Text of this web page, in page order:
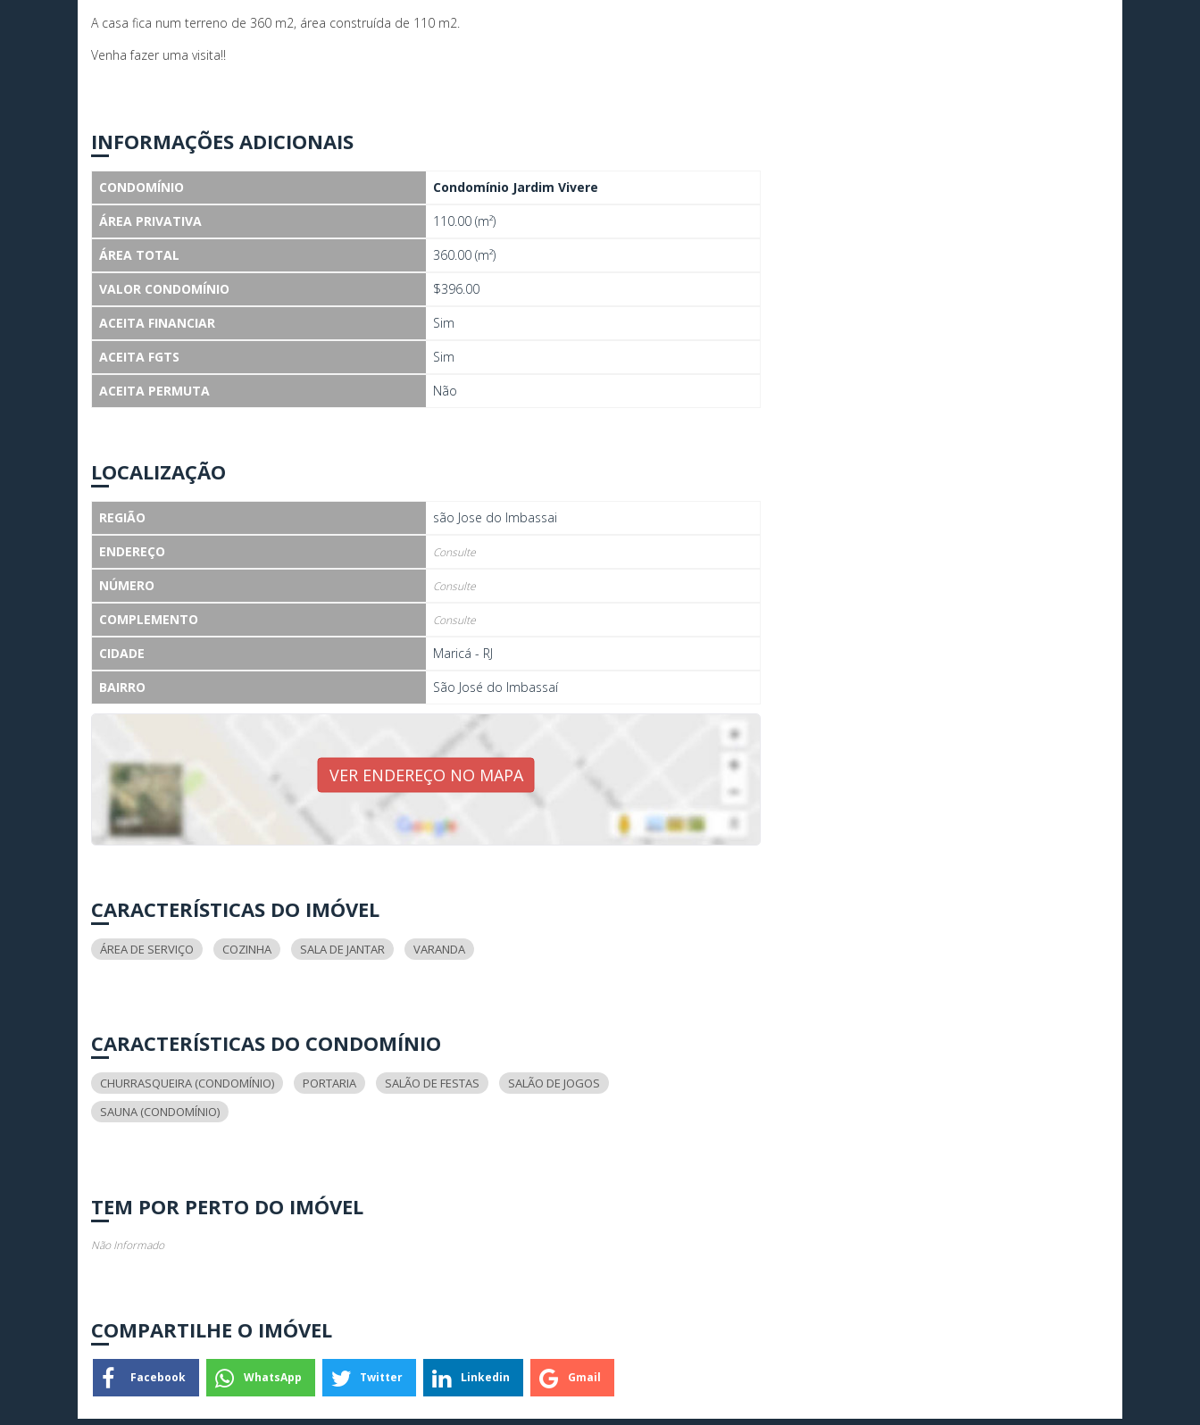
A casa fica num terreno de 360 m2, área construída de 110 m2.
Venha fazer uma visita!!
INFORMAÇÕES ADICIONAIS
CONDOMÍNIO
Condomínio Jardim Vivere
ÁREA PRIVATIVA
110.00 (m²)
ÁREA TOTAL
360.00 (m²)
VALOR CONDOMÍNIO
$396.00
ACEITA FINANCIAR
Sim
ACEITA FGTS
Sim
ACEITA PERMUTA
Não
LOCALIZAÇÃO
REGIÃO
são Jose do Imbassai
ENDEREÇO
Consulte
NÚMERO Consulte
COMPLEMENTO Consulte
CIDADE
Maricá - RJ
BAIRRO
São José do Imbassaí
VER ENDEREÇO NO MAPA
CARACTERÍSTICAS DO IMÓVEL
ÁREA DE SERVIÇO COZINHA SALA DE JANTAR VARANDA
CARACTERÍSTICAS DO CONDOMÍNIO
CHURRASQUEIRA (CONDOMÍNIO) PORTARIA SALÃO DE FESTAS
SALÃO DE JOGOS
SAUNA (CONDOMÍNIO)
TEM POR PERTO DO IMÓVEL
Não Informado
COMPARTILHE O IMÓVEL
Facebook WhatsApp Twitter Linkedin Gmail